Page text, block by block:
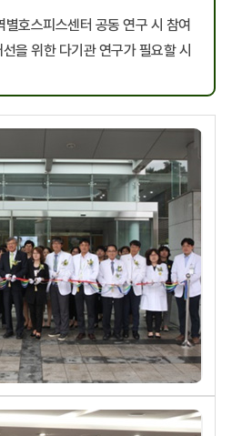
호스피스센터 공동 연구 시 참여
을 위한 다기관 연구가 필요할 시